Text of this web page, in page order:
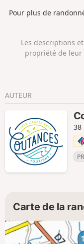
Hambye vous attend
Pour plus de
Les descriptions
propriété de leur
AUTEUR
38
Carte de la